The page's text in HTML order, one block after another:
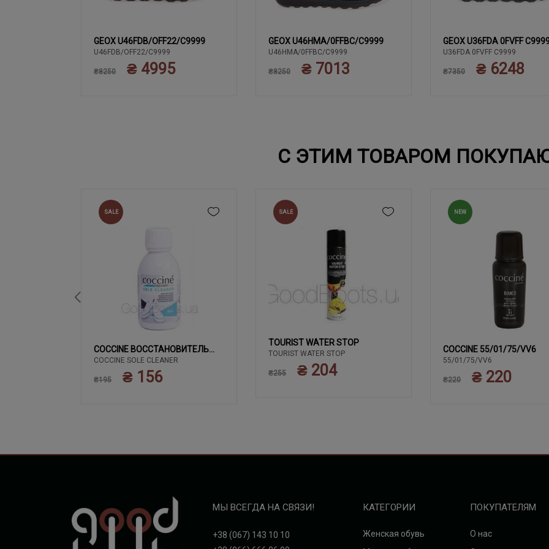
41 42 43 44
GEOX U46FDB/OFF22/C9999
U46FDB/OFF22/C9999
₴8250 ₴ 4995
41 42 43 44
GEOX U46HMA/0FFBC/C9999
U46HMA/0FFBC/C9999
₴8250 ₴ 7013
40 43 43 44 44
45 45
GEOX U36FDA 0FVFF
U36FDA 0FVFF C9999
₴7350 ₴ 6248
С ЭТИМ ТОВАРОМ
SALE
COCCINE ВОССТАНОВИТЕЛЬ
БЕЛОГО
COCCINE SOLE CLEANER
₴195 ₴ 156
SALE
TOURIST WATER STOP
TOURIST WATER STOP
₴255 ₴ 204
NEW
COCCINE 55/01/75/VV6
55/01/75/VV6
₴220 ₴ 220
МЫ ВСЕГДА НА СВЯЗИ!
+38 (067) 143 10 10
КАТЕГОРИИ
Женская обувь
ПОКУПАТЕЛЯМ
О нас